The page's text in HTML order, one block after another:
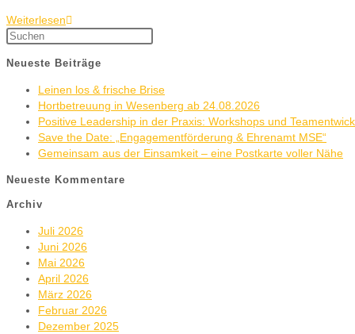
Weiterlesen
Neueste Beiträge
Leinen los & frische Brise
Hortbetreuung in Wesenberg ab 24.08.2026
Positive Leadership in der Praxis: Workshops und
Save the Date: „Engagementförderung & Ehrenamt MSE“
Gemeinsam aus der Einsamkeit – eine Postkarte voller Nähe
Neueste Kommentare
Archiv
Juli 2026
Juni 2026
Mai 2026
April 2026
März 2026
Februar 2026
Dezember 2025